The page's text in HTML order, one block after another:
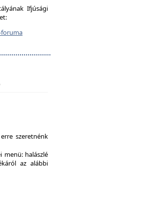
Ifjúsági
foruma
szeretnénk
menü: halászlé
az alábbi